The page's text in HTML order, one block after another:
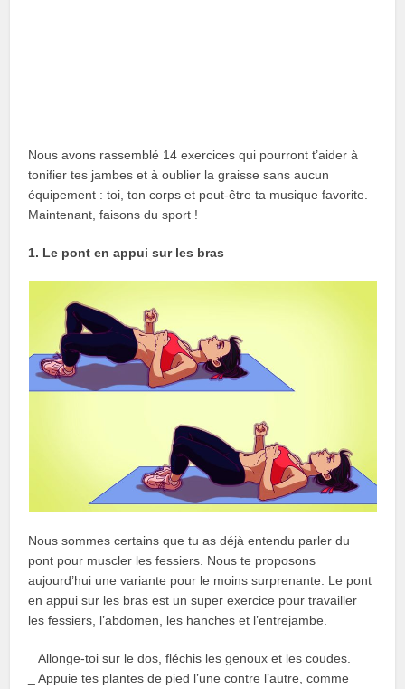
Nous avons rassemblé 14 exercices qui pourront t’aider à
tonifier tes jambes et à oublier la graisse sans aucun
équipement : toi, ton corps et peut-être ta musique favorite.
Maintenant, faisons du sport !
1. Le pont en appui sur les bras
Nous sommes certains que tu as déjà entendu parler du
pont pour muscler les fessiers. Nous te proposons
aujourd’hui une variante pour le moins surprenante. Le pont
en appui sur les bras est un super exercice pour travailler
les fessiers, l’abdomen, les hanches et l’entrejambe.
_ Allonge-toi sur le dos, fléchis les genoux et les coudes.
_ Appuie tes plantes de pied l’une contre l’autre, comme